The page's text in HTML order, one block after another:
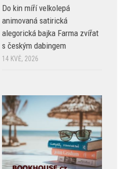
Do kin míří velkolepá
animovaná satirická
alegorická bajka Farma zvířat
s českým dabingem
14 KVĚ, 2026